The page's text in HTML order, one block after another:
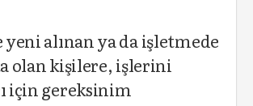
alınan ya da işletmede
olan kişilere, işlerini
için gereksinim